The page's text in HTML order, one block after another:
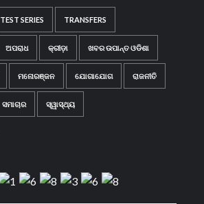
TEST SERIES TRANSFERS
ଅପରାଧ କ୍ରୀଡ଼ା ଖବର ଉପାନ୍ତ ଓଡିଶା
ମନୋରଞ୍ଜନ ଯୋଗାଯୋଗ ରାଜନୀତି
ସମାଚାର ସ୍ୱାସ୍ଥ୍ୟ